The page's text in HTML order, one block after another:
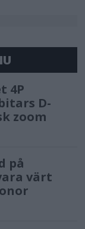
4P
D-
zoom
på
värt